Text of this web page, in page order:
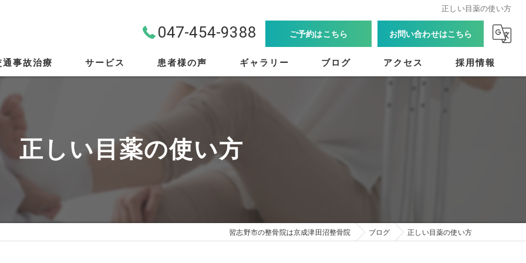
正しい目薬の使い方
047-454-9388 ご予約はこちら お問い合わせはこちら
通事故治療 サービス
スポーツ外傷
骨盤矯正
患者様の声 ギャラリー ブログ アクセス 採用情報
正しい目薬の使い方
習志野市の整骨院は京成津田沼整骨院 ブログ 正しい目薬の使い方